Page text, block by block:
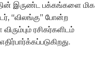
இருண்ட பக்கங்களை மிக
“விலங்கு” போன்ற
ரசிகர்களிடம்